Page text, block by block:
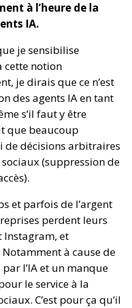
à l’heure de la
IA.
je sensibilise
cette notion
je dirais que ce n’est
des agents IA en tant
s’il faut y être
que beaucoup
de décisions arbitraires
(suppression de
et parfois de l’argent
perdent leurs
Instagram, et
à cause de
l’IA et un manque
le service à la
C’est pour ça qu’il